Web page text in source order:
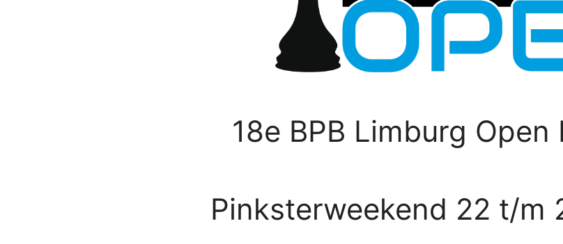
18e BPB Limburg
Pinksterweekend 22 t/m